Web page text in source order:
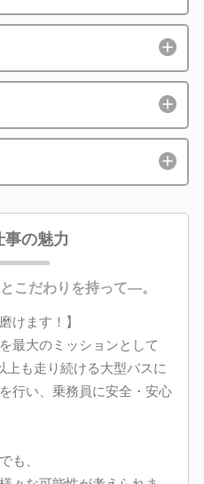
事の魅力
こだわりを持って―。
けます！】
最大のミッションとして
上も走り続ける大型バスに
行い、乗務員に安全・安心
も、